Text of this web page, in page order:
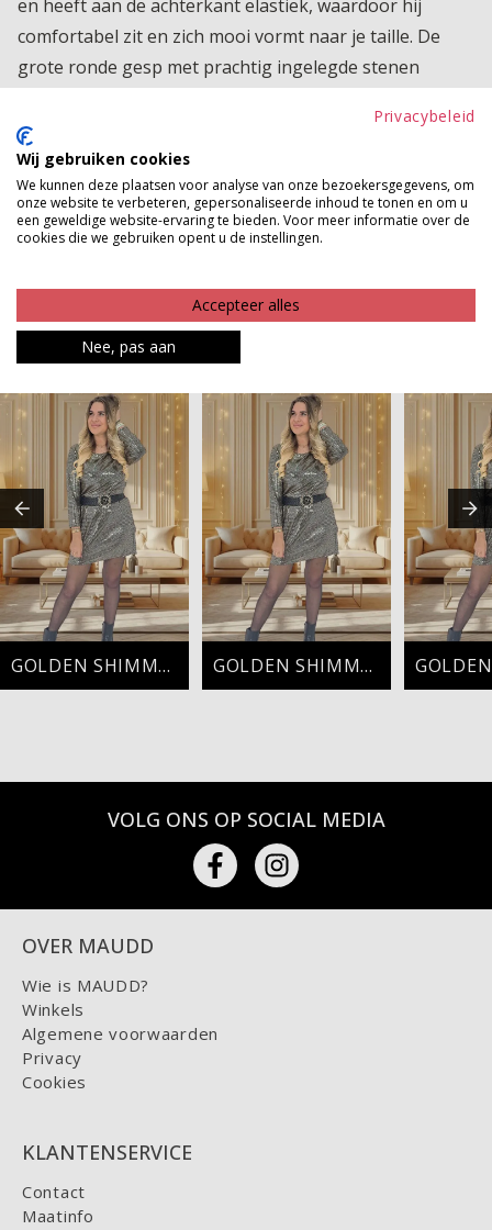
en heeft aan de achterkant elastiek, waardoor hij
comfortabel zit en zich mooi vormt naar je taille. De
grote ronde gesp met prachtig ingelegde stenen
blazer extra taille te geven of om een jurkje helemaal
af te stylen. Een stijlvolle riem die je outfit direct
afmaakt en net dat beetje extra geeft.
Product kenmerken
MAAK JE LOOK COMPLEET
GOLDEN SHIMMER GOLDEN SHIMMER
VOLG ONS OP SOCIAL MEDIA
OVER MAUDD
Wie is MAUDD?
Winkels
Algemene voorwaarden
Privacy
Cookies
KLANTENSERVICE
Contact
Maatinfo
Privacybeleid
Wij gebruiken cookies
We kunnen deze plaatsen voor analyse van onze bezoekersgegevens, om
onze website te verbeteren, gepersonaliseerde inhoud te tonen en om u
een geweldige website-ervaring te bieden. Voor meer informatie over de
cookies die we gebruiken opent u de instellingen.
Accepteer alles
Nee, pas aan